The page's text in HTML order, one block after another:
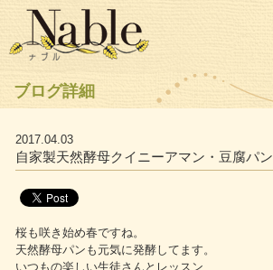
ブログ詳細
2017.04.03
自家製天然酵母クイニーアマン・豆腐パン
桜も咲き始め春ですね。
天然酵母パンも元気に発酵してます。
いつもの楽しい生徒さんとレッスン